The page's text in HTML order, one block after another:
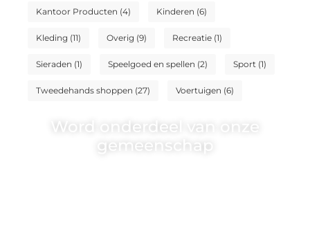
Kantoor Producten (4) Kinderen (6)
Kleding (11) Overig (9) Recreatie(1)
Sieraden (1) Speelgoed en spellen (2) Sport(1)
Tweedehands shoppen (27) Voertuigen (6)
Word onderdeel van onze
gemeenschap